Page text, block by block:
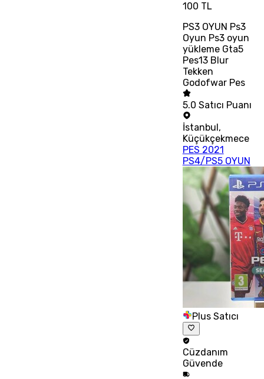
100 TL
PS3 OYUN Ps3
Oyun Ps3 oyun
yükleme Gta5
Pes13 Blur
Tekken
Godofwar Pes
5.0 Satıcı Puanı
İstanbul ,
Küçükçekmece
PES 2021
PS4/PS5 OYUN
Plus Satıcı
Cüzdanım
Güvende